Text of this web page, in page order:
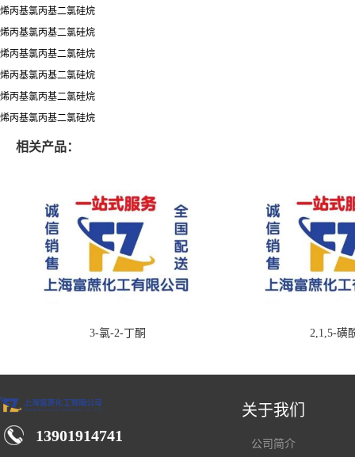
烯丙基氯丙基二氯硅烷
烯丙基氯丙基二氯硅烷
烯丙基氯丙基二氯硅烷
烯丙基氯丙基二氯硅烷
烯丙基氯丙基二氯硅烷
烯丙基氯丙基二氯硅烷
相关产品：
3-氯-2-丁酮 2,1,5-磺
13901914741
关于我们
公司简介